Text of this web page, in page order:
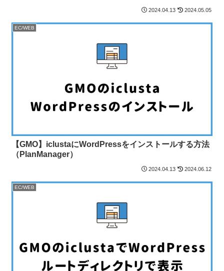
2024.04.13 2024.05.05
EC/WEB
【GMO】iclustaにWordPressをインストールする方法
（PlanManager）
2024.04.13 2024.06.12
EC/WEB